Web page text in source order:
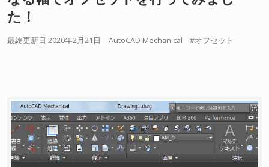
た！
最終更新日 2020年2月21日 AutoCAD Mechanical オフセット